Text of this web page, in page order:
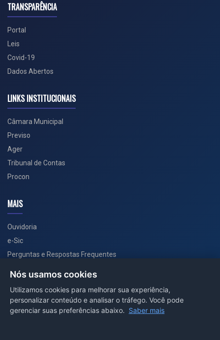
TRANSPARÊNCIA
Portal
Leis
Covid-19
Dados Abertos
LINKS INSTITUCIONAIS
Câmara Municipal
Previso
Ager
Tribunal de Contas
Procon
MAIS
Ouvidoria
e-Sic
Perguntas e Respostas Frequentes
PORTAL COVID-19
Nós usamos cookies
Utilizamos cookies para melhorar sua experiência,
personalizar conteúdo e analisar o tráfego. Você pode
gerenciar suas preferências abaixo. Saber mais